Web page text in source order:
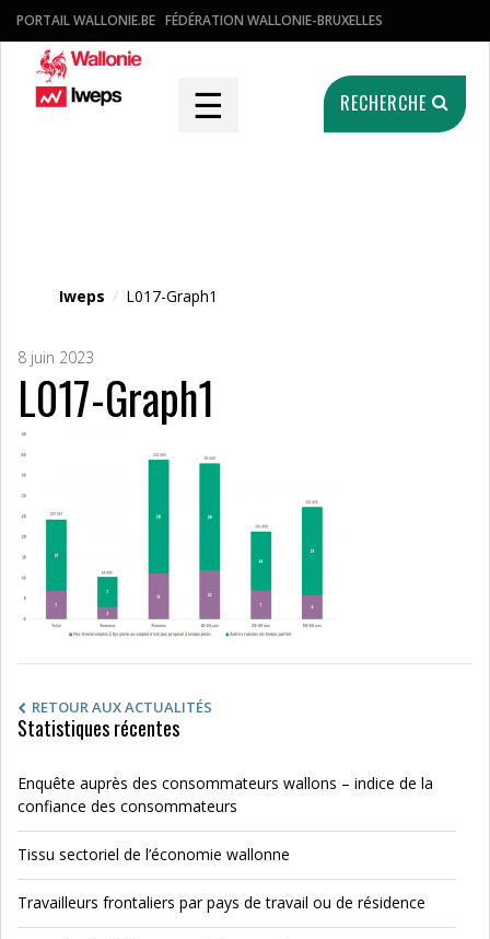
PORTAIL WALLONIE.BE FÉDÉRATION WALLONIE-BRUXELLES
☰ RECHERCHE
Iweps / L017-Graph1
8 juin 2023
L017-Graph1
RETOUR AUX ACTUALITÉS
Statistiques récentes
Enquête auprès des consommateurs wallons – indice de la
confiance des consommateurs
Tissu sectoriel de l’économie wallonne
Travailleurs frontaliers par pays de travail ou de résidence